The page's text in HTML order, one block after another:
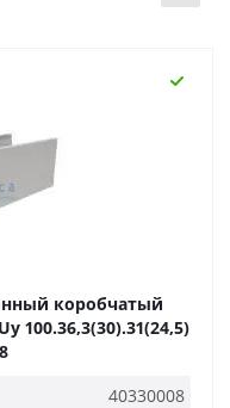
коробчатый
100.36,3(30).31(24,5)
40330008